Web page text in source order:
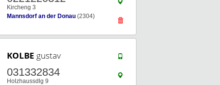
Kircheng 3
Mannsdorf an der Donau (2304)
KOLBE gustav
031332834
Holzhaussdlg 9